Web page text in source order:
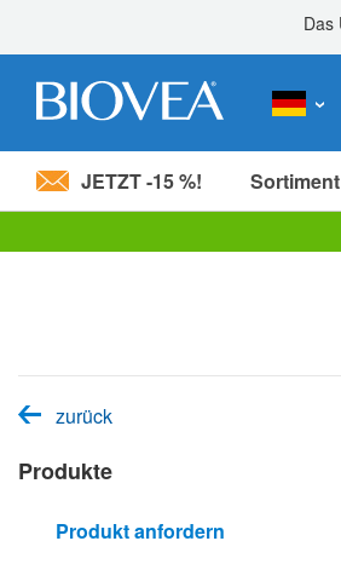
Bitte
ein
Barrierefreiheitssystem.
Drücken
Strg-
JETZT -15 %! Sortiment
zurück
Produkte
Produkt anfordern